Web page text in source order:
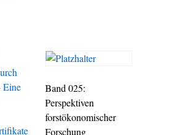
Band 025:
Perspektiven
forstökonomischer
Forschung